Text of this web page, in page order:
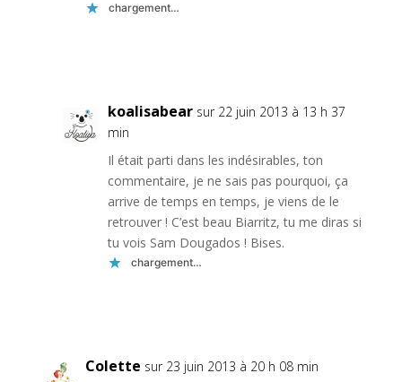
chargement…
koalisabear sur 22 juin 2013 à 13 h 37
min
Il était parti dans les indésirables, ton
commentaire, je ne sais pas pourquoi, ça
arrive de temps en temps, je viens de le
retrouver ! C’est beau Biarritz, tu me diras si
tu vois Sam Dougados ! Bises.
chargement…
Colette sur 23 juin 2013 à 20 h 08 min